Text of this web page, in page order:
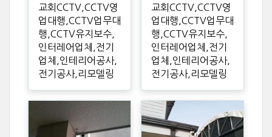
교회CCTV,CCTV영
업대행,CCTV업무대
행,CCTV유지보수,
인터레어업체,전기
업체,인테리어공사,
전기공사,리모델링
교회CCTV,CCTV영
업대행,CCTV업무대
행,CCTV유지보수,
인터레어업체,전기
업체,인테리어공사,
전기공사,리모델링